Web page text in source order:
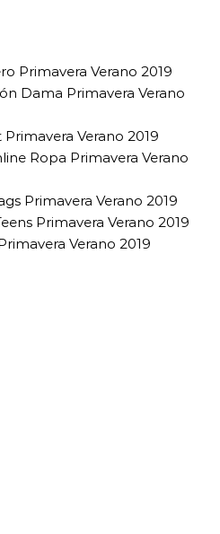
Primavera Verano 2019
Dama Primavera Verano
Verano 2019
Ropa Primavera Verano
Primavera Verano 2019
Primavera Verano 2019
Verano 2019